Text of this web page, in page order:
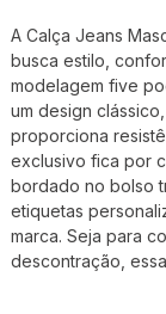
A Calça Jeans
busca estilo,
modelagem five
um design
proporciona
exclusivo fica por
bordado no bolso
etiquetas
marca. Seja para
descontração,